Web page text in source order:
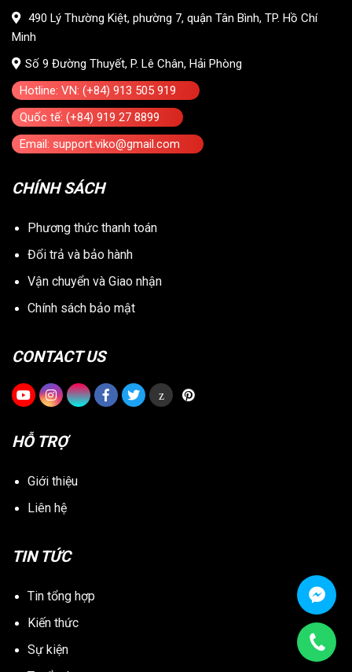
490 Lý Thường Kiệt, phường 7, quận Tân Bình, TP. Hồ Chí
Minh
Số 9 Đường Thuyết, P. Lê Chân, Hải Phòng
Hotline: VN: (+84) 913 505 919
Quốc tế: (+84) 919 27 8899
Email: support.viko@gmail.com
CHÍNH SÁCH
Phương thức thanh toán
Đổi trả và bảo hành
Vận chuyển và Giao nhận
Chính sách bảo mật
CONTACT US
z
HỖ TRỢ
Giới thiệu
Liên hệ
TIN TỨC
Tin tổng hợp
Kiến thức
Sự kiện